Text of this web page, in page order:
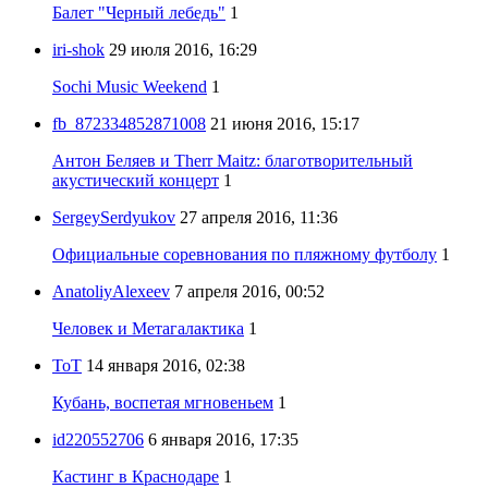
Балет "Черный лебедь" 1
iri-shok 29 июля 2016, 16:29
Sochi Music Weekend 1
fb_872334852871008 21 июня 2016, 15:17
Антон Беляев и Therr Maitz: благотворительный
акустический концерт 1
SergeySerdyukov 27 апреля 2016, 11:36
Официальные соревнования по пляжному футболу 1
AnatoliyAlexeev 7 апреля 2016, 00:52
Человек и Метагалактика 1
ToT 14 января 2016, 02:38
Кубань, воспетая мгновеньем 1
id220552706 6 января 2016, 17:35
Кастинг в Краснодаре 1